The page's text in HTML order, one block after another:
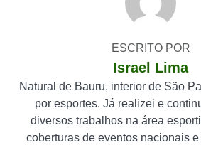
ESCRITO POR
Israel Lima
Natural de Bauru, interior de São
por esportes. Já realizei e
diversos trabalhos na área
coberturas de eventos nacionais